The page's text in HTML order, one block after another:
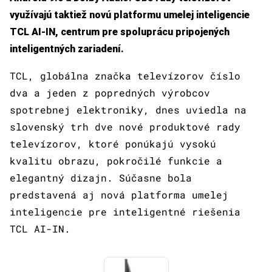
využívajú taktiež novú platformu umelej inteligencie
TCL AI-IN, centrum pre spoluprácu pripojených
inteligentných zariadení.
TCL, globálna značka televízorov číslo
dva a jeden z popredných výrobcov
spotrebnej elektroniky, dnes uviedla na
slovenský trh dve nové produktové rady
televízorov, ktoré ponúkajú vysokú
kvalitu obrazu, pokročilé funkcie a
elegantný dizajn. Súčasne bola
predstavená aj nová platforma umelej
inteligencie pre inteligentné riešenia
TCL AI-IN.